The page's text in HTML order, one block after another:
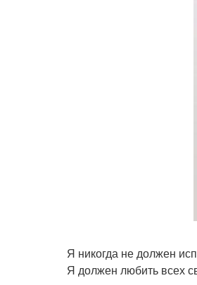
Я никогда не должен
Я должен любить всех